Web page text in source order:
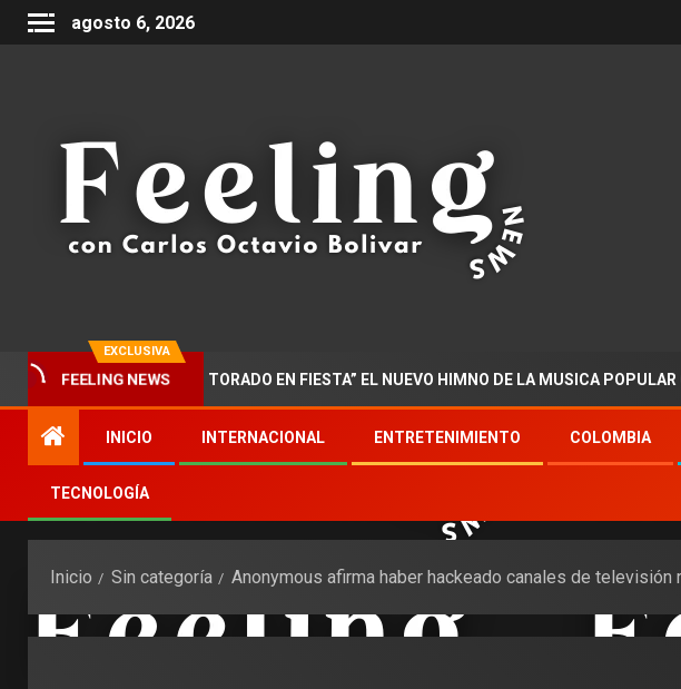
agosto 6, 2026
EXCLUSIVA
FEELING NEWS
PRESENTA “DOCTORADO EN FIESTA” EL NUEVO HIMNO DE LA MUSICA POPULAR
INICIO INTERNACIONAL ENTRETENIMIENTO COLOMBIA
TECNOLOGÍA
Inicio Sin categoría Anonymous afirma haber hackeado canales de